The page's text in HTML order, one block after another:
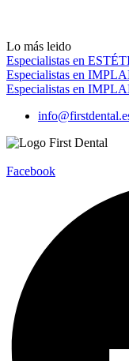
Lo más leido
Especialistas en
Especialistas en
Especialistas en
Facebook